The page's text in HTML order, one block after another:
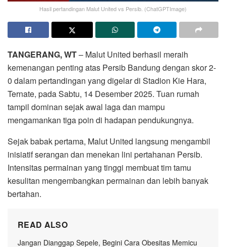
Hasil pertandingan Malut United vs Persib. (ChatGPTImage)
TANGERANG, WT– Malut United berhasil meraih
kemenangan penting atas Persib Bandung dengan skor 2-
0 dalam pertandingan yang digelar di Stadion Kie Hara,
Ternate, pada Sabtu, 14 Desember 2025. Tuan rumah
tampil dominan sejak awal laga dan mampu
mengamankan tiga poin di hadapan pendukungnya.
Sejak babak pertama, Malut United langsung mengambil
inisiatif serangan dan menekan lini pertahanan Persib.
Intensitas permainan yang tinggi membuat tim tamu
kesulitan mengembangkan permainan dan lebih banyak
bertahan.
READ ALSO
Jangan Dianggap Sepele, Begini Cara Obesitas Memicu